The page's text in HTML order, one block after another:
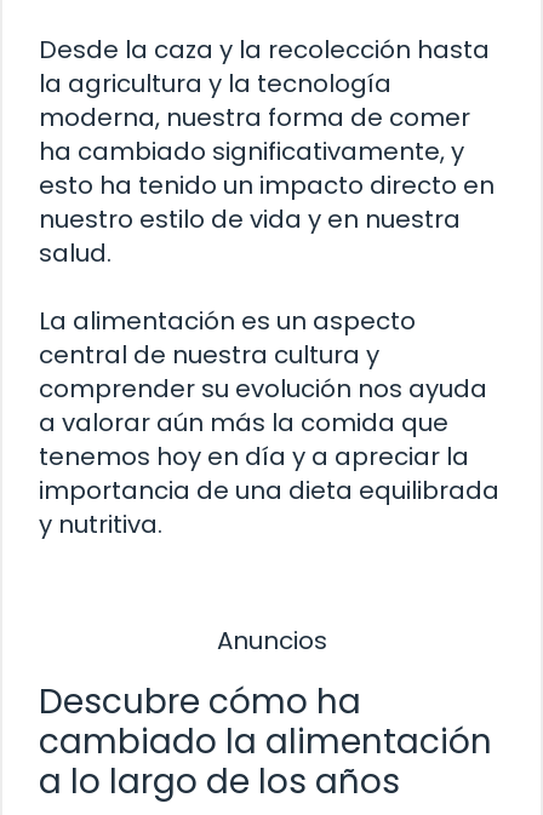
Desde la caza y la recolección hasta
la agricultura y la tecnología
moderna, nuestra forma de comer
ha cambiado significativamente, y
esto ha tenido un impacto directo en
nuestro estilo de vida y en nuestra
salud.
La alimentación es un aspecto
central de nuestra cultura y
comprender su evolución nos ayuda
a valorar aún más la comida que
tenemos hoy en día y a apreciar la
importancia de una dieta equilibrada
y nutritiva.
Anuncios
Descubre cómo ha
cambiado la alimentación
a lo largo de los años